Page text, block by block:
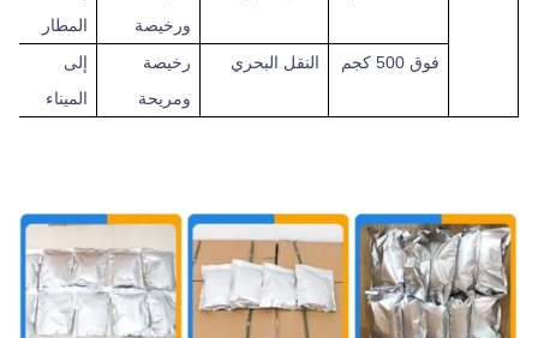
ورخيصة
المطار
فوق 500 كجم النقل البحري
رخيصة
ومريحة
إلى
الميناء